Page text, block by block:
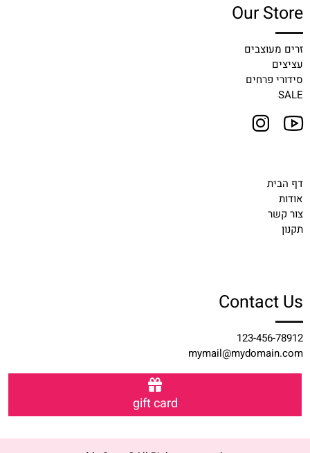
Our Store
זרים מעוצבים
עציצים
סידורי פרחים
SALE
דף הבית
אודות
צור קשר
תקנון
Contact Us
123-456-78912
mymail@mydomain.com
gift card